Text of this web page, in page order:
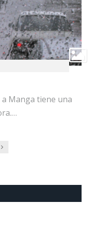
Manga tiene una
Next